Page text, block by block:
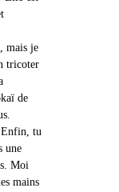
mais je
tricoter
de
Enfin, tu
une
Moi
mains